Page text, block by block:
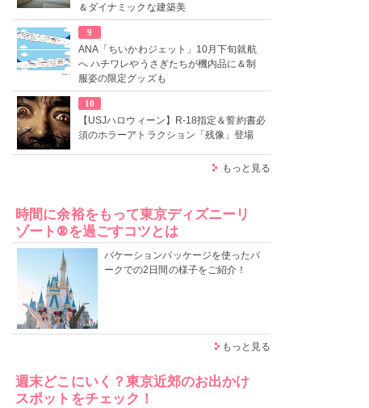
＆ダイナミックな建築美
9
ANA「ちいかわジェット」10月下旬就航
へ ハチワレやうさぎたちが機内品に＆制
服姿の限定グッズも
10
【USJハロウィーン】R-18指定＆誓約書必
須のホラーアトラクション「残像」登場
もっと見る
時間に余裕をもって東京ディズニーリ
ゾート®を過ごすコツとは
バケーションパッケージを使ったパ
ークでの2日間の様子をご紹介！
もっと見る
週末どこにいく？東京近郊のお出かけ
スポットをチェック！